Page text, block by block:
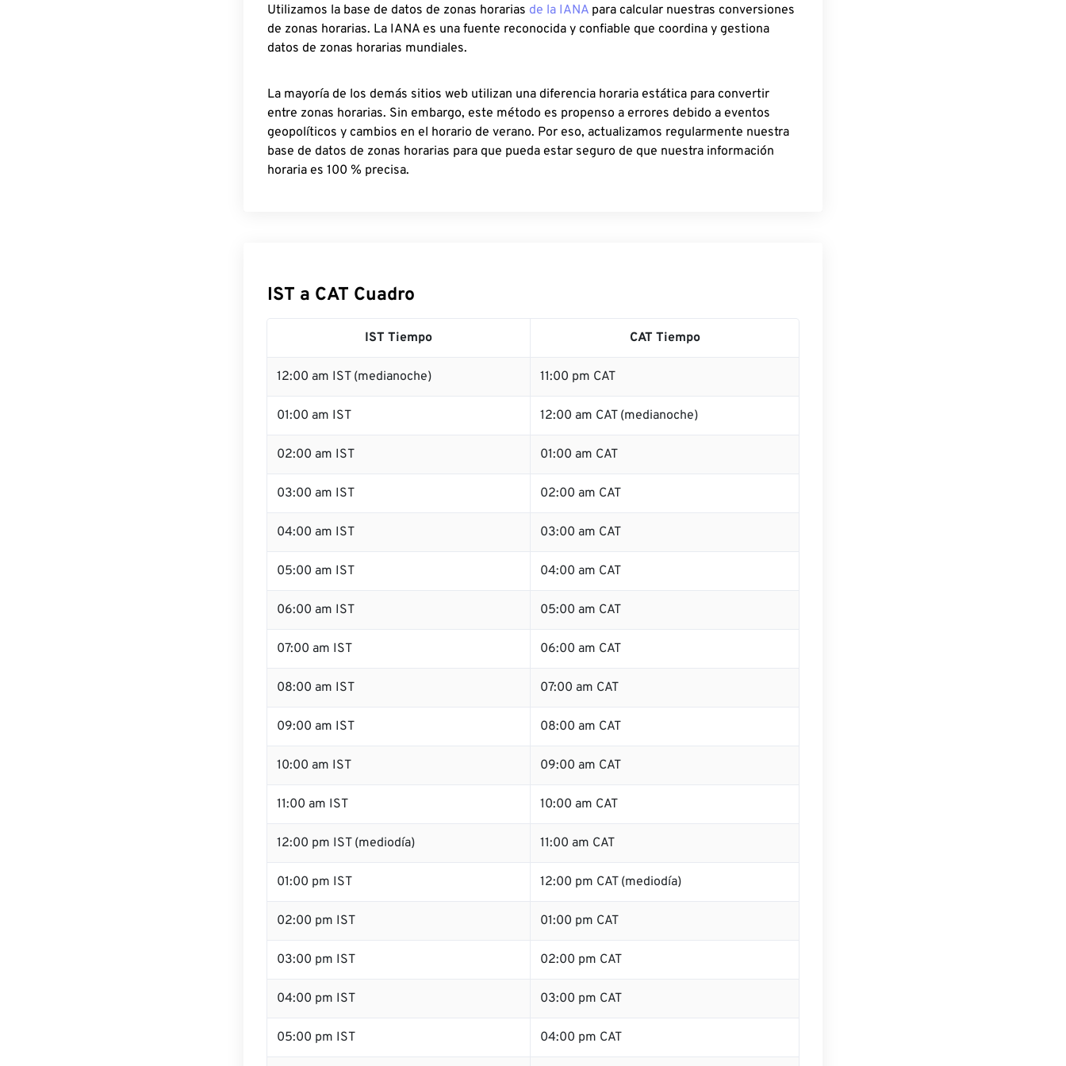
Utilizamos la base de datos de zonas horarias de la IANA para calcular nuestras conversiones
de zonas horarias. La IANA es una fuente reconocida y confiable que coordina y gestiona
datos de zonas horarias mundiales.
La mayoría de los demás sitios web utilizan una diferencia horaria estática para convertir
entre zonas horarias. Sin embargo, este método es propenso a errores debido a eventos
geopolíticos y cambios en el horario de verano. Por eso, actualizamos regularmente nuestra
base de datos de zonas horarias para que pueda estar seguro de que nuestra información
horaria es 100 % precisa.
IST a CAT Cuadro
IST Tiempo CAT Tiempo
12:00 am IST (medianoche) 11:00 pm CAT
01:00 am IST 12:00 am CAT (medianoche)
02:00 am IST 01:00 am CAT
03:00 am IST 02:00 am CAT
04:00 am IST 03:00 am CAT
05:00 am IST 04:00 am CAT
06:00 am IST 05:00 am CAT
07:00 am IST 06:00 am CAT
08:00 am IST 07:00 am CAT
09:00 am IST 08:00 am CAT
10:00 am IST 09:00 am CAT
11:00 am IST 10:00 am CAT
12:00 pm IST (mediodía) 11:00 am CAT
01:00 pm IST 12:00 pm CAT (mediodía)
02:00 pm IST 01:00 pm CAT
03:00 pm IST 02:00 pm CAT
04:00 pm IST 03:00 pm CAT
05:00 pm IST 04:00 pm CAT